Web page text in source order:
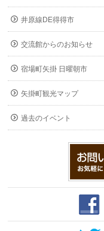
井原線DE得得市
交流館からのお知らせ
宿場町矢掛 日曜朝市
矢掛町観光マップ
過去のイベント